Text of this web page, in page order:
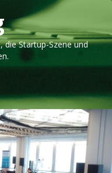
die Startup-Szene und